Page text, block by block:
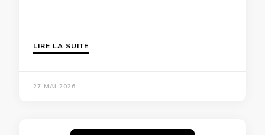
LIRE LA SUITE
27 MAI 2026